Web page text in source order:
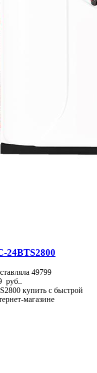
24BTS2800
49799
руб..
купить с быстрой
магазине